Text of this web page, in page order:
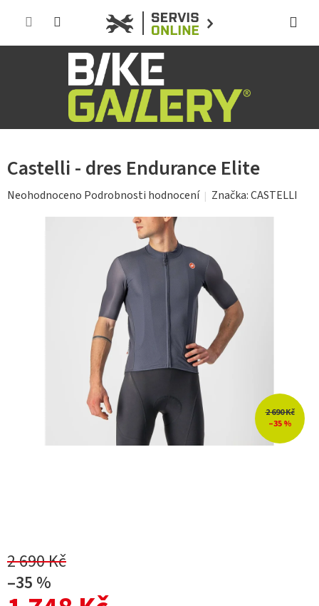
Castelli - dres Endurance Elite
Průměrné
produktu
Neohodnoceno Podrobnosti hodnocení Značka:CASTELLI
2 690 Kč
–35 %
2 690 Kč
–35 %